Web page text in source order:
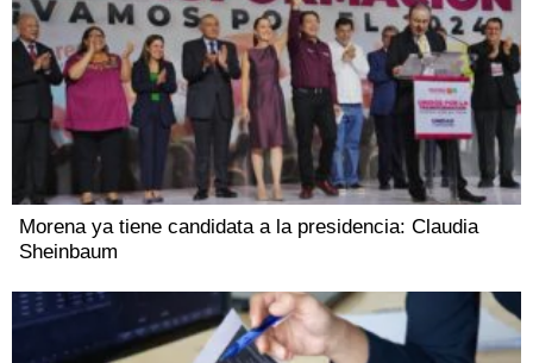
Morena ya tiene candidata a la presidencia: Claudia
Sheinbaum